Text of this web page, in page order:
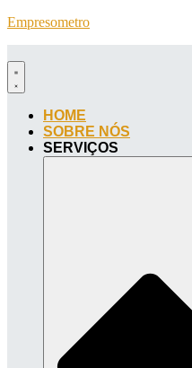
Empresometro
HOME
SOBRE NÓS
SERVIÇOS